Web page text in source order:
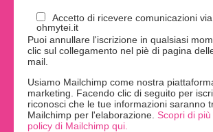
Accetto di ricevere comunicazioni
ohmytei.it
Puoi annullare l'iscrizione in qualsiasi
clic sul collegamento nel piè di pagina
mail.
Usiamo Mailchimp come nostra
marketing. Facendo clic di seguito per
riconosci che le tue informazioni saranno
Mailchimp per l'elaborazione. Scopri di
policy di Mailchimp qui.